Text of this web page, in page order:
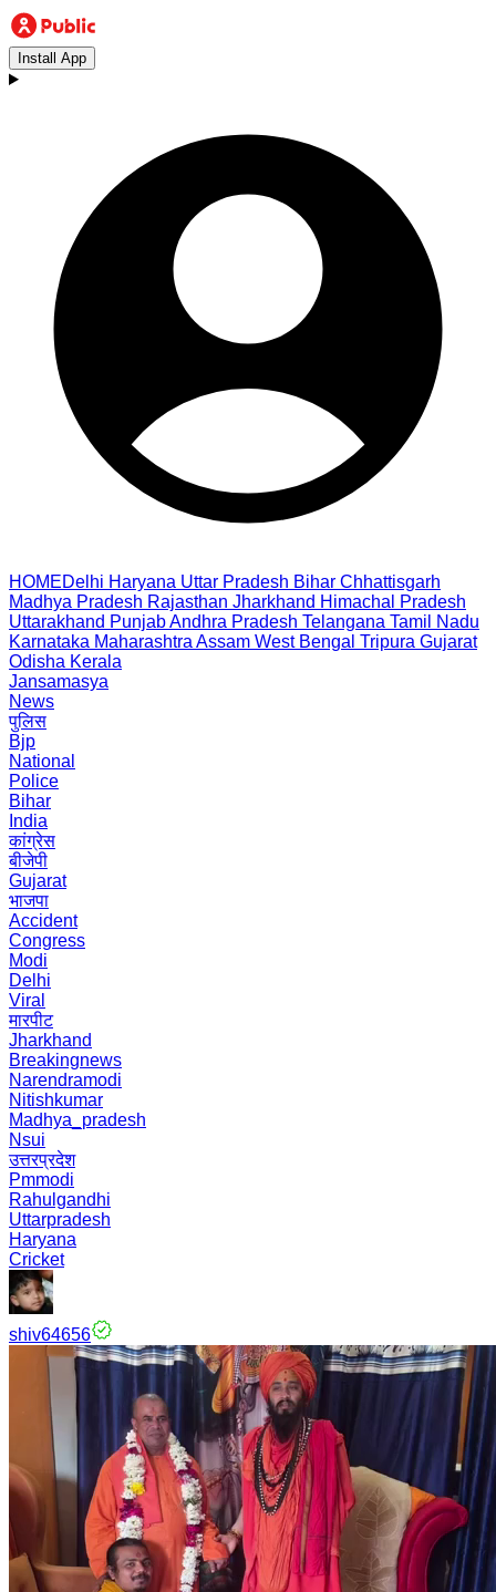
Install App
HOMEDelhi Haryana Uttar Pradesh Bihar Chhattisgarh
Madhya Pradesh Rajasthan Jharkhand Himachal Pradesh
Uttarakhand PunjabAndhra Pradesh Telangana Tamil Nadu
Karnataka Maharashtra Assam West Bengal Tripura Gujarat
Odisha Kerala
Jansamasya
News
पुलिस
Bjp
National
Police
Bihar
India
कांग्रेस
बीजेपी
Gujarat
भाजपा
Accident
Congress
Modi
Delhi
Viral
मारपीट
Jharkhand
Breakingnews
Narendramodi
Nitishkumar
Madhya_pradesh
Nsui
उत्तरप्रदेश
Pmmodi
Rahulgandhi
Uttarpradesh
Haryana
Cricket
shiv64656